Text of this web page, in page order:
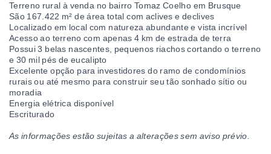
Terreno rural à venda no bairro Tomaz Coelho em Brusque
São 167.422 m² de área total com aclives e declives
Localizado em local com natureza abundante e vista incrível
Acesso ao terreno com apenas 4 km de estrada de terra
Possui 3 belas nascentes, pequenos riachos cortando o terreno
e 30 mil pés de eucalipto
Excelente opção para investidores do ramo de condomínios
rurais ou até mesmo para construir seu tão sonhado sítio ou
moradia
Energia elétrica disponível
Escriturado
As informações estão sujeitas a alterações sem aviso prévio.